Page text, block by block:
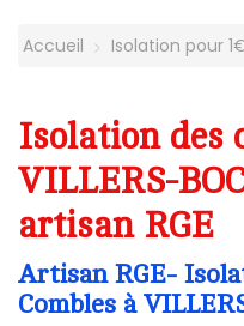
Accueil Isolation pour
Isolation des
VILLERS-
artisan RGE
Artisan RGE-
Combles à